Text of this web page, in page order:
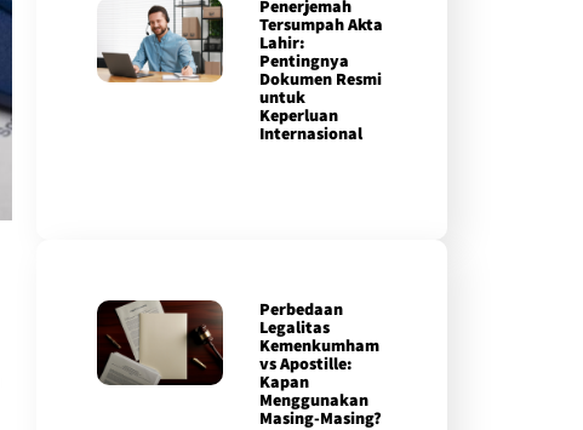
Penerjemah
Tersumpah Akta
Lahir:
Pentingnya
Dokumen Resmi
untuk
Keperluan
Internasional
Perbedaan
Legalitas
Kemenkumham
vs Apostille:
Kapan
Menggunakan
Masing-Masing?